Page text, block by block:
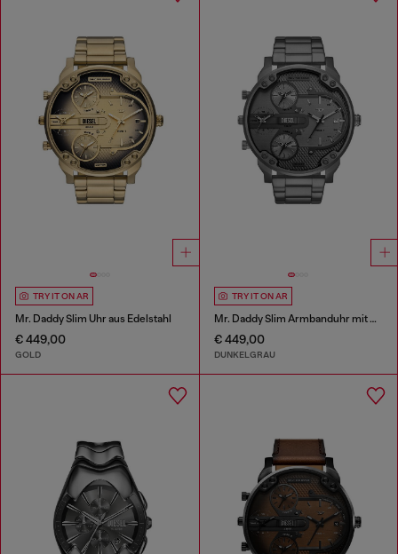
TRY IT ON AR
Mr. Daddy Slim Uhr aus Edelstahl
€ 449,00
GOLD
TRY IT ON AR
Mr. Daddy Slim Armbanduhr mit mehreren Uhrwerken
€ 449,00
DUNKELGRAU